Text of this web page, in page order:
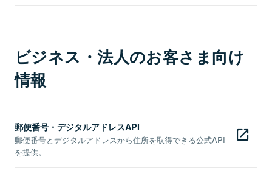
ビジネス・法人のお客さま向け
情報
郵便番号・デジタルアドレスAPI
郵便番号とデジタルアドレスから住所を取得できる公式API
を提供。